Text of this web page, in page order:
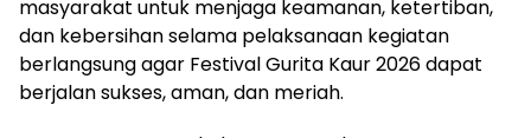
masyarakat untuk menjaga keamanan, ketertiban,
dan kebersihan selama pelaksanaan kegiatan
berlangsung agar Festival Gurita Kaur 2026 dapat
berjalan sukses, aman, dan meriah.